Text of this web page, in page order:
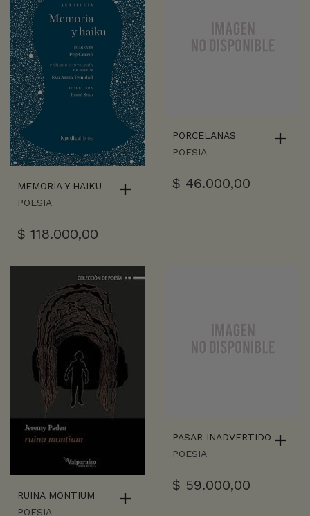
MEMORIA Y HAIKU
POESIA
$ 118.000,00
PORCELANAS
POESIA
$ 46.000,00
RUINA MONTIUM
POESIA
PASAR INADVERTIDO
POESIA
$ 59.000,00